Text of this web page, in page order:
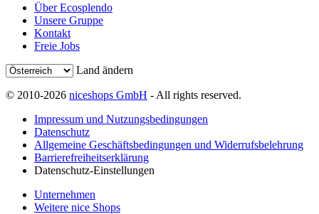
Über Ecosplendo
Unsere Gruppe
Kontakt
Freie Jobs
Land ändern
© 2010-2026 niceshops GmbH - All rights reserved.
Impressum und Nutzungsbedingungen
Datenschutz
Allgemeine Geschäftsbedingungen und Widerrufsbelehrung
Barrierefreiheitserklärung
Datenschutz-Einstellungen
Unternehmen
Weitere nice Shops